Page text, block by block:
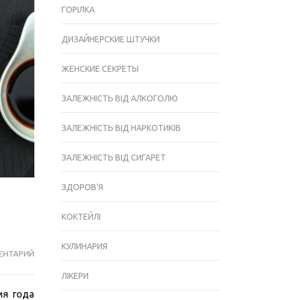
года
ГОРІЛКА
ДИЗАЙНЕРСКИЕ ШТУЧКИ
ЖЕНСКИЕ СЕКРЕТЫ
ЗАЛЕЖНІСТЬ ВІД АЛКОГОЛЮ
ЗАЛЕЖНІСТЬ ВІД НАРКОТИКІВ
ЗАЛЕЖНІСТЬ ВІД СИГАРЕТ
ЗДОРОВ'Я
КОКТЕЙЛІ
КУЛИНАРИЯ
ЛІКЕРИ